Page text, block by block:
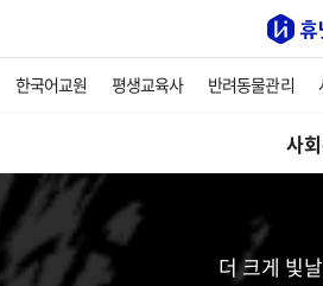
한국어교원 평생교육사 반려동물관리
사
더 크게 빛